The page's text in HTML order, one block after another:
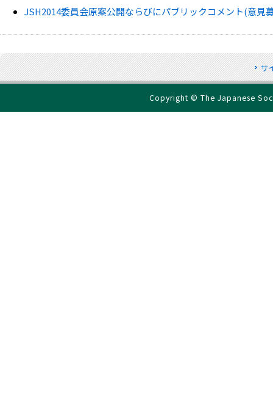
JSH2014委員会原案公開ならびにパブリックコメント(意見
サ
Copyright © The Japanese